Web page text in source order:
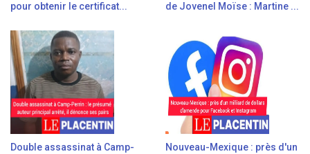
pour obtenir le certificat...
de Jovenel Moïse : Martine ...
Double assassinat à Camp-
Nouveau-Mexique : près d'un